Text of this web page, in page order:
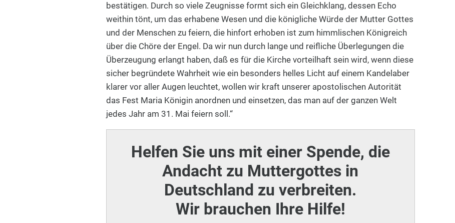
bestätigen. Durch so viele Zeugnisse formt sich ein Gleichklang, dessen Echo
weithin tönt, um das erhabene Wesen und die königliche Würde der Mutter Gottes
und der Menschen zu feiern, die hinfort erhoben ist zum himmlischen Königreich
über die Chöre der Engel. Da wir nun durch lange und reifliche Überlegungen die
Überzeugung erlangt haben, daß es für die Kirche vorteilhaft sein wird, wenn diese
sicher begründete Wahrheit wie ein besonders helles Licht auf einem Kandelaber
klarer vor aller Augen leuchtet, wollen wir kraft unserer apostolischen Autorität
das Fest Maria Königin anordnen und einsetzen, das man auf der ganzen Welt
jedes Jahr am 31. Mai feiern soll.“
Helfen Sie uns mit einer Spende, die
Andacht zu Muttergottes in
Deutschland zu verbreiten.
Wir brauchen Ihre Hilfe!